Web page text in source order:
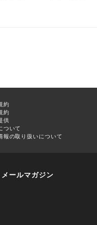
約
約
供
ついて
報の取り扱いについて
ールマガジン